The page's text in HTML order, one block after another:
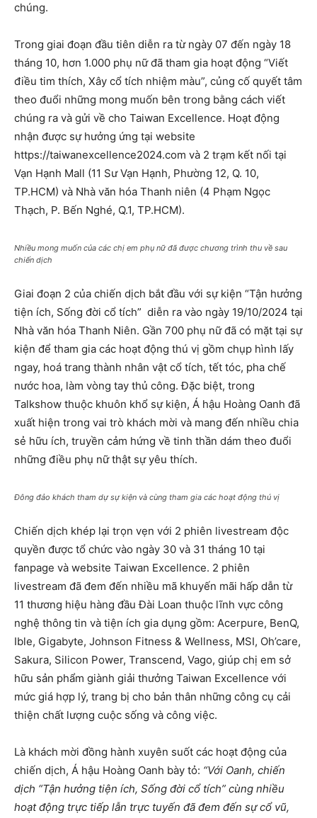
chúng.
Trong giai đoạn đầu tiên diễn ra từ ngày 07 đến ngày 18
tháng 10, hơn 1.000 phụ nữ đã tham gia hoạt động “Viết
điều tim thích, Xây cổ tích nhiệm màu”, củng cố quyết tâm
theo đuổi những mong muốn bên trong bằng cách viết
chúng ra và gửi về cho Taiwan Excellence. Hoạt động
nhận được sự hưởng ứng tại website
https://taiwanexcellence2024.com và 2 trạm kết nối tại
Vạn Hạnh Mall (11 Sư Vạn Hạnh, Phường 12, Q. 10,
TP.HCM) và Nhà văn hóa Thanh niên (4 Phạm Ngọc
Thạch, P. Bến Nghé, Q.1, TP.HCM).
Nhiều mong muốn của các chị em phụ nữ đã được chương trình thu về sau
chiến dịch
Giai đoạn 2 của chiến dịch bắt đầu với sự kiện “Tận hưởng
tiện ích, Sống đời cổ tích” diễn ra vào ngày 19/10/2024 tại
Nhà văn hóa Thanh Niên. Gần 700 phụ nữ đã có mặt tại sự
kiện để tham gia các hoạt động thú vị gồm chụp hình lấy
ngay, hoá trang thành nhân vật cổ tích, tết tóc, pha chế
nước hoa, làm vòng tay thủ công. Đặc biệt, trong
Talkshow thuộc khuôn khổ sự kiện, Á hậu Hoàng Oanh đã
xuất hiện trong vai trò khách mời và mang đến nhiều chia
sẻ hữu ích, truyền cảm hứng về tinh thần dám theo đuổi
những điều phụ nữ thật sự yêu thích.
Đông đảo khách tham dự sự kiện và cùng tham gia các hoạt động thú vị
Chiến dịch khép lại trọn vẹn với 2 phiên livestream độc
quyền được tổ chức vào ngày 30 và 31 tháng 10 tại
fanpage và website Taiwan Excellence. 2 phiên
livestream đã đem đến nhiều mã khuyến mãi hấp dẫn từ
11 thương hiệu hàng đầu Đài Loan thuộc lĩnh vực công
nghệ thông tin và tiện ích gia dụng gồm: Acerpure, BenQ,
Ible, Gigabyte, Johnson Fitness & Wellness, MSI, Oh’care,
Sakura, Silicon Power, Transcend, Vago, giúp chị em sở
hữu sản phẩm giành giải thưởng Taiwan Excellence với
mức giá hợp lý, trang bị cho bản thân những công cụ cải
thiện chất lượng cuộc sống và công việc.
Là khách mời đồng hành xuyên suốt các hoạt động của
chiến dịch, Á hậu Hoàng Oanh bày tỏ: “Với Oanh, chiến
dịch “Tận hưởng tiện ích, Sống đời cổ tích” cùng nhiều
hoạt động trực tiếp lẫn trực tuyến đã đem đến sự cổ vũ,